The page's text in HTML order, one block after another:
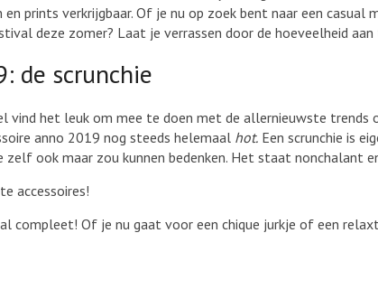
prints verkrijgbaar. Of je nu op zoek bent naar een casual
deze zomer? Laat je verrassen door de hoeveelheid
de scrunchie
het leuk om mee te doen met de allernieuwste trends
anno 2019 nog steeds helemaal hot. Een scrunchie is
zelf ook maar zou kunnen bedenken. Het staat nonchalant
accessoires!
compleet! Of je nu gaat voor een chique jurkje of een